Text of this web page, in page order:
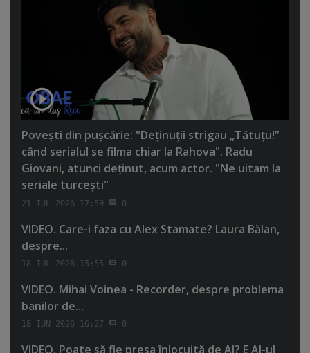
Poveşti din puşcărie: "Deţinuţii strigau „Tătuţu!”
când serialul se filma chiar la Rahova". Radu
Giovani, atunci deţinut, acum actor. "Ne uitam la
seriale turceşti"
21 IUL 2026 17:59 0
VIDEO. Care-i faza cu Alex Stamate? Laura Bălan,
despre...
18 IUL 2026 15:55 0
VIDEO. Mihai Voinea - Recorder, despre problema
banilor de...
18 IUN 2026 16:27 0
VIDEO. Poate să fie presa înlocuită de AI? E AI-ul